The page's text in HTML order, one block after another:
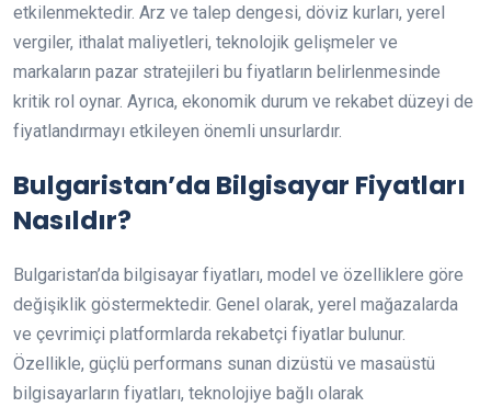
etkilenmektedir. Arz ve talep dengesi, döviz kurları, yerel
vergiler, ithalat maliyetleri, teknolojik gelişmeler ve
markaların pazar stratejileri bu fiyatların belirlenmesinde
kritik rol oynar. Ayrıca, ekonomik durum ve rekabet düzeyi de
fiyatlandırmayı etkileyen önemli unsurlardır.
Bulgaristan’da Bilgisayar Fiyatları
Nasıldır?
Bulgaristan’da bilgisayar fiyatları, model ve özelliklere göre
değişiklik göstermektedir. Genel olarak, yerel mağazalarda
ve çevrimiçi platformlarda rekabetçi fiyatlar bulunur.
Özellikle, güçlü performans sunan dizüstü ve masaüstü
bilgisayarların fiyatları, teknolojiye bağlı olarak